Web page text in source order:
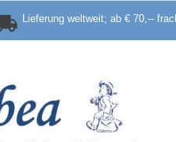
Lieferung weltweit; ab € 70,--